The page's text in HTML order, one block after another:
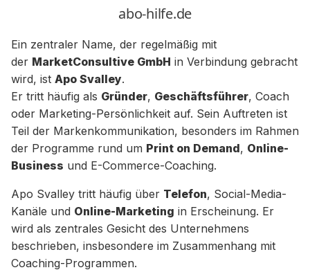
Ein zentraler Name, der regelmäßig mit
der MarketConsultive GmbH in Verbindung gebracht
wird, ist Apo Svalley.
Er tritt häufig als Gründer, Geschäftsführer, Coach
oder Marketing-Persönlichkeit auf. Sein Auftreten ist
Teil der Markenkommunikation, besonders im Rahmen
der Programme rund um Print on Demand, Online-
Business und E-Commerce-Coaching.
Apo Svalley tritt häufig über Telefon, Social-Media-
Kanäle und Online-Marketing in Erscheinung. Er
wird als zentrales Gesicht des Unternehmens
beschrieben, insbesondere im Zusammenhang mit
Coaching-Programmen.